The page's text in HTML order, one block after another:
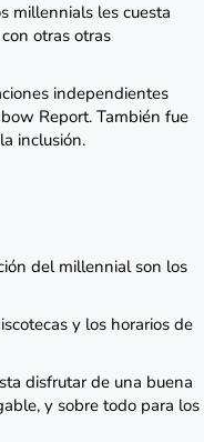
millennials les cuesta
otras otras
independientes
Report. También fue
inclusión.
del millennial son los
y los horarios de
disfrutar de una buena
y sobre todo para los